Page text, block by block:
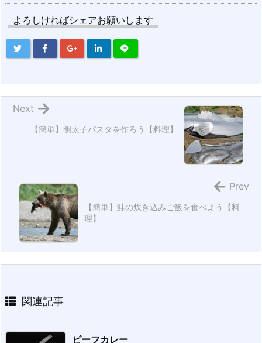
よろしければシェアお願いします
【簡単】明太子パスタを作ろう【料理】
Next
【簡単】鮭の炊き込みご飯を食べよう【料
理】
Prev
関連記事
ビーフカレー